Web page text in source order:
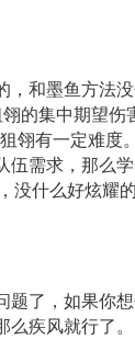
和墨鱼方法没
的集中期望伤
翎有一定难度
伍需求，那么
没什么好炫耀的
了，如果你想
疾风就行了。